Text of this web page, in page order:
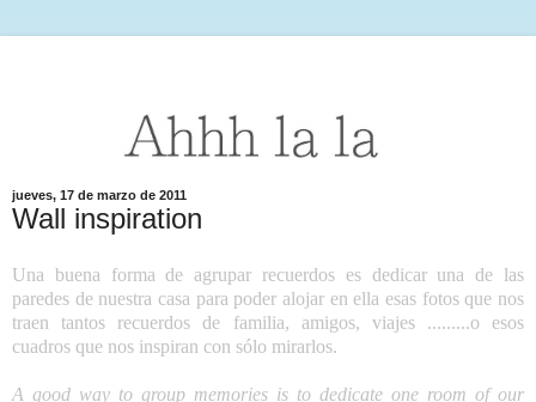
jueves, 17 de marzo de 2011
Wall inspiration
Una buena forma de agrupar recuerdos es dedicar una de las
paredes de nuestra casa para poder alojar en ella esas fotos que nos
traen tantos recuerdos de familia, amigos, viajes .........o esos
cuadros que nos inspiran con sólo mirarlos.
A good way to group memories is to dedicate one room of our